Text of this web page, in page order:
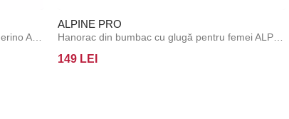
Jachetă pentru femei cu umplutură din merino ALPINE PRO GERLA fuchsia red
ALPINE PRO
Hanorac din bumbac cu glugă pentru femei ALPINE PRO MIAKA black
149 LEI